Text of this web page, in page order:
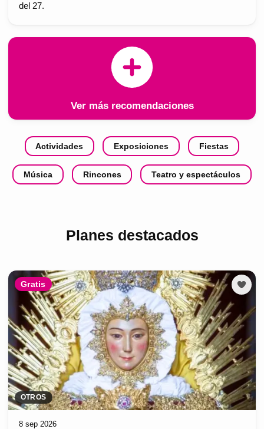
del 27.
Ver más recomendaciones
Actividades Exposiciones Fiestas
Música Rincones Teatro y espectáculos
Planes destacados
Gratis
OTROS
8 sep 2026